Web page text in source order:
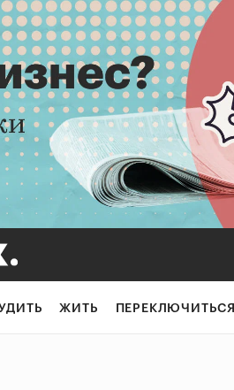
ЖИТЬ ПЕРЕКЛЮЧИТЬСЯ